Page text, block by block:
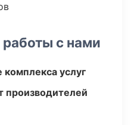
с нами
комплекса услуг
производителей